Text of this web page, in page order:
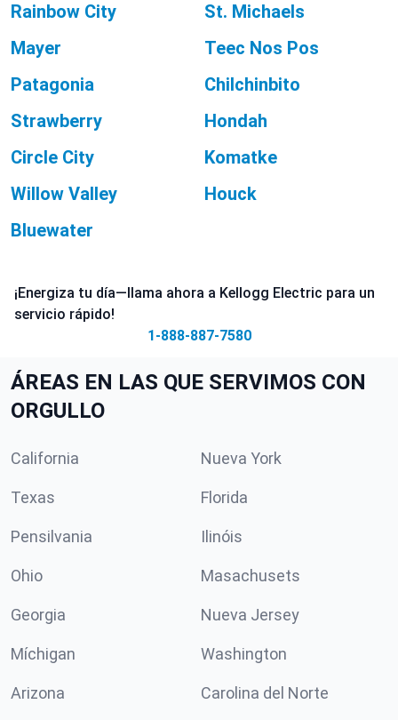
Rainbow City
St. Michaels
Mayer
Teec Nos Pos
Patagonia
Chilchinbito
Strawberry
Hondah
Circle City
Komatke
Willow Valley
Houck
Bluewater
¡Energiza tu día—llama ahora a Kellogg Electric para un
servicio rápido!
1-888-887-7580
ÁREAS EN LAS QUE SERVIMOS CON
ORGULLO
California Nueva York
Texas Florida
Pensilvania Ilinóis
Ohio Masachusets
Georgia Nueva Jersey
Míchigan Washington
Arizona Carolina del Norte